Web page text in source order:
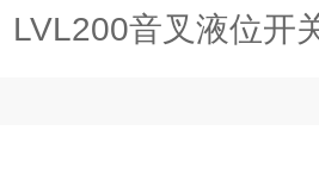
LVL200音叉液位开关